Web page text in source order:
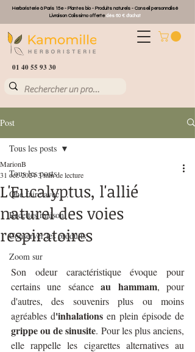
Herboristerie à Paris 15e - Plantes bio - Produits naturels - Conseil personnalisé
Livraison Colissimo offertedès 60 € d'achat
01 40 55 93 30
Post
Tous les posts
Que faire avec ...
Recettes maison
Conserver les produits
Zoom sur
Tous les posts
L'Eucalyptus, l'allié
naturel des voies
respiratoires
MarionB
31 oct. 20243 min de lecture
Son odeur caractéristique évoque pour
certains une séance au hammam, pour
d'autres, des souvenirs plus ou moins
agréables d'inhalations
grippe ou de sinusite. Pour les plus anciens,
elle rappelle les cigarettes alternatives au